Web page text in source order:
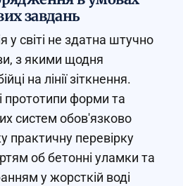
завдань
у світі не здатна штучно
з якими щодня
на лінії зіткнення.
прототипи форми та
систем обов'язково
практичну перевірку
об бетонні уламки та
у жорсткій воді